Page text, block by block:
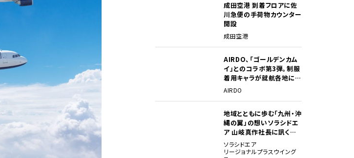
成田空港 到着フロアに佐
川急便の手荷物カウンター
開設
成田空港
AIRDO、「ゴールデンカム
イ」とのコラボ第3弾。制服
着用キャラが就航各地に登
場
AIRDO
地域とともに歩む「九州・沖
縄の翼」の想い――ソラシドエ
ア 山岐真作社長に訊く就
任1年の手応え
ソラシドエア
リージョナルプラスウイング